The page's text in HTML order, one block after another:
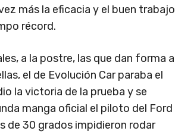
más la eficacia y el buen trabajo
récord.
a la postre, las que dan forma a
el de Evolución Car paraba el
la victoria de la prueba y se
manga oficial el piloto del Ford
de 30 grados impidieron rodar